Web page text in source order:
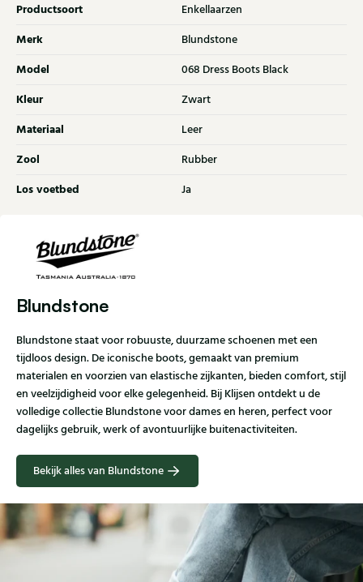
Productsoort Enkellaarzen
Merk Blundstone
Model 068 Dress Boots Black
Kleur Zwart
Materiaal Leer
Zool Rubber
Los voetbed Ja
Blundstone
Blundstone staat voor robuuste, duurzame schoenen met een
tijdloos design. De iconische boots, gemaakt van premium
materialen en voorzien van elastische zijkanten, bieden comfort, stijl
en veelzijdigheid voor elke gelegenheid. Bij Klijsen ontdekt u de
volledige collectie Blundstone voor dames en heren, perfect voor
dagelijks gebruik, werk of avontuurlijke buitenactiviteiten.
Bekijk alles van Blundstone